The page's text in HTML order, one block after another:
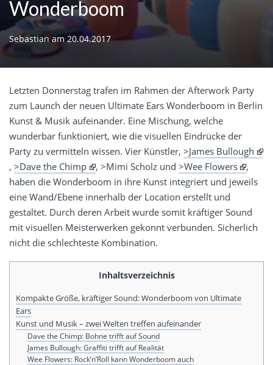
Wonderboom
Sebastianam 20.04.2017
Letzten Donnerstag trafen im Rahmen der Afterwork Party
zum Launch der neuen Ultimate Ears Wonderboom in Berlin
Kunst & Musik aufeinander. Eine Mischung, welche
wunderbar funktioniert, wie die visuellen Eindrücke der
Party zu vermitteln wissen. Vier Künstler, >James Bullough
, >Dave the Chimp , >Mimi Scholz und >Wee Flowers
,
haben die Wonderboom in ihre Kunst integriert und jeweils
eine Wand/Ebene innerhalb der Location erstellt und
gestaltet. Durch deren Arbeit wurde somit kräftiger Sound
mit visuellen Meisterwerken gekonnt verbunden. Sicherlich
nicht die schlechteste Kombination.
Inhaltsverzeichnis
Kompakte Größe, kräftiger Sound: Wonderboom von Ultimate
Ears
Kunst und Musik – zwei Welten treffen aufeinander
Dave the Chimp: Bohne trifft auf Sound
James Bullough: Graffiti trifft auf Realität
Wee Flowers: Rock’n’Roll kann Wonderboom auch